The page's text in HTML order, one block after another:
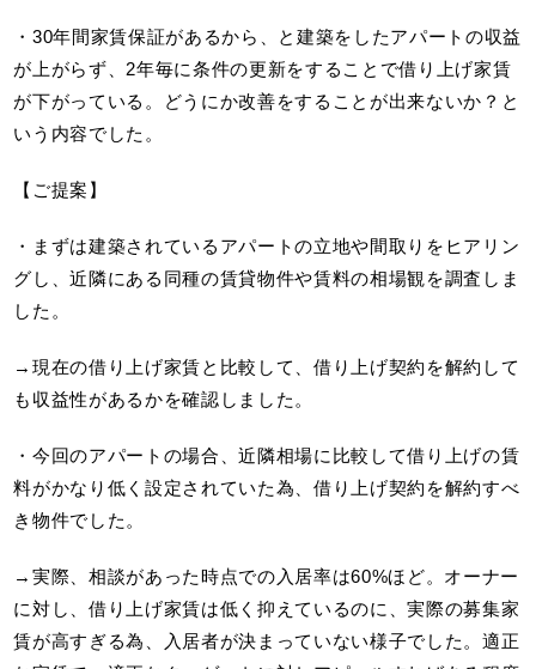
・30年間家賃保証があるから、と建築をしたアパートの収益
が上がらず、2年毎に条件の更新をすることで借り上げ家賃
が下がっている。どうにか改善をすることが出来ないか？と
いう内容でした。
【ご提案】
・まずは建築されているアパートの立地や間取りをヒアリン
グし、近隣にある同種の賃貸物件や賃料の相場観を調査しま
した。
→現在の借り上げ家賃と比較して、借り上げ契約を解約して
も収益性があるかを確認しました。
・今回のアパートの場合、近隣相場に比較して借り上げの賃
料がかなり低く設定されていた為、借り上げ契約を解約すべ
き物件でした。
→実際、相談があった時点での入居率は60%ほど。オーナー
に対し、借り上げ家賃は低く抑えているのに、実際の募集家
賃が高すぎる為、入居者が決まっていない様子でした。適正